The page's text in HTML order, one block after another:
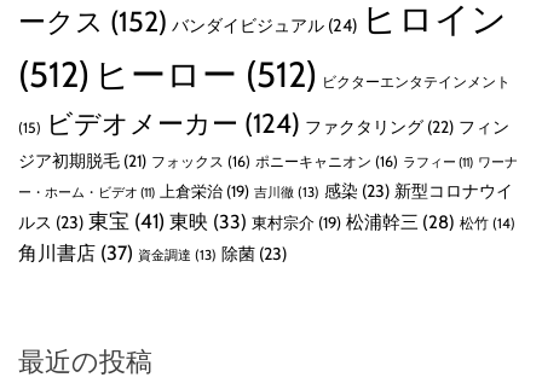
ークス (152) バンダイビジュアル (24) ヒロイン
(512) ヒーロー (512) ビクターエンタテインメント
(15) ビデオメーカー (124) ファクタリング (22) フィン
ジア初期脱毛 (21) フォックス (16) ポニーキャニオン (16) ラフィー (11) ワーナ
ー・ホーム・ビデオ (11) 上倉栄治 (19) 吉川徹 (13) 感染 (23) 新型コロナウイ
ルス (23) 東宝 (41) 東映 (33) 東村宗介 (19) 松浦幹三 (28) 松竹 (14)
角川書店 (37) 資金調達 (13) 除菌 (23)
最近の投稿